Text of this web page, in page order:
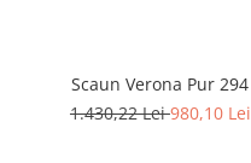
Scaun Verona Pur 294
1.430,22 Lei980,10 Lei